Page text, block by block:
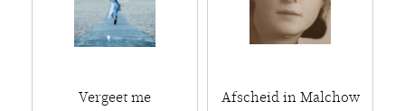
Vergeet me Afscheid in Malchow